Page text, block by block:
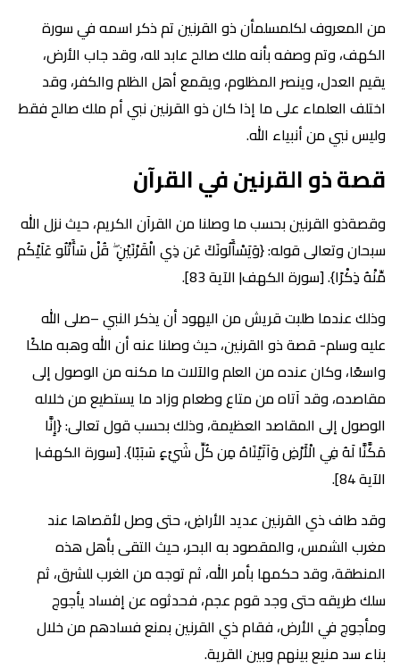
من المعروف لكلمسلمأن ذو القرنين تم ذكر اسمه في سورة
الكهف، وتم وصفه بأنه ملك صالح عابد لله، وقد جاب الأرض،
يقيم العدل، وينصر المظلوم، ويقمع أهل الظلم والكفر، وقد
اختلف العلماء على ما إذا كان ذو القرنين نبي أم ملك صالح فقط
وليس نبي من أنبياء الله.
قصة ذو القرنين في القرآن
وقصةذو القرنين بحسب ما وصلنا من القرآن الكريم، حيث نزل الله
سبحان وتعالى قوله: {وَيَسْأَلُونَكَ عَن ذِي الْقَرْنَيْنِ ۖ قُلْ سَأَتْلُو عَلَيْكُم
مِّنْهُ ذِكْرًا}. [سورة الكهف| الآية 83].
وذلك عندما طلبت قريش من اليهود أن يذكر النبي –صلى الله
عليه وسلم- قصة ذو القرنين، حيث وصلنا عنه أن الله وهبه ملكًا
واسعًا، وكان عنده من العلم والآلات ما مكنه من الوصول إلى
مقاصده، وقد آتاه من متاع وطعام وزاد ما يستطيع من خلاله
الوصول إلى المقاصد العظيمة، وذلك بحسب قول تعالى: {إِنَّا
مَكَّنَّا لَهُ فِي الْأَرْضِ وَآتَيْنَاهُ مِن كُلِّ شَيْءٍ سَبَبًا}. [سورة الكهف|
الآية 84].
وقد طاف ذي القرنين عديد الأراضِ، حتى وصل لأقصاها عند
مغرب الشمس، والمقصود به البحر، حيث التقى بأهل هذه
المنطقة، وقد حكمها بأمر الله، ثم توجه من الغرب للشرق، ثم
سلك طريقه حتى وجد قوم عجم، فحدثوه عن إفساد يأجوج
ومأجوج في الأرض، فقام ذي القرنين بمنع فسادهم من خلال
بناء سد منيع بينهم وبين القرية.